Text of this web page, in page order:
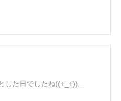
した日でしたね((+_+))...